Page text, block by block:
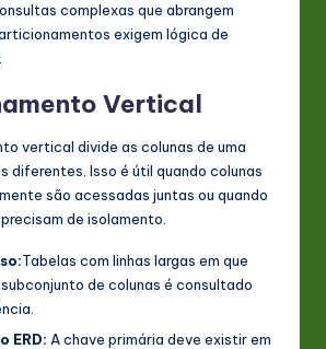
complexas que abrangem
exigem lógica de
Vertical
vertical divide as colunas de uma
diferentes. Isso é útil quando colunas
são acessadas juntas ou quando
de isolamento.
Tabelas com linhas largas em que
de colunas é consultado
ERD: A chave primária deve existir em